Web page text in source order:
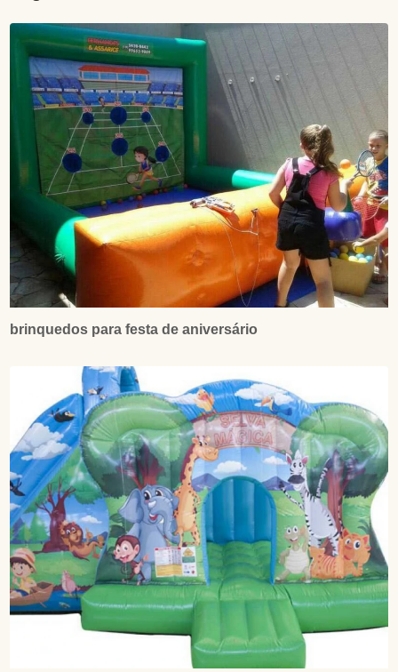
brinquedos para festa de aniversário